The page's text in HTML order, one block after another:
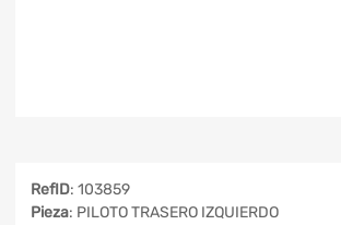
RefID: 103859
Pieza: PILOTO TRASERO IZQUIERDO